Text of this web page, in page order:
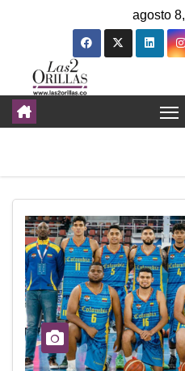
agosto